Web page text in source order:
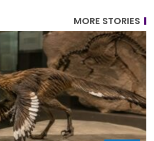
MORE STORIES